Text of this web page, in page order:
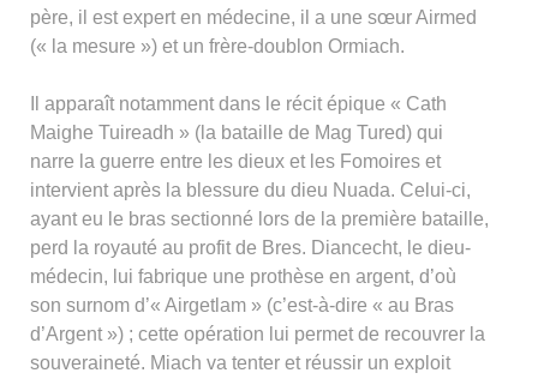
père, il est expert en médecine, il a une sœur Airmed
(« la mesure ») et un frère-doublon Ormiach.
Il apparaît notamment dans le récit épique « Cath
Maighe Tuireadh » (la bataille de Mag Tured) qui
narre la guerre entre les dieux et les Fomoires et
intervient après la blessure du dieu Nuada. Celui-ci,
ayant eu le bras sectionné lors de la première bataille,
perd la royauté au profit de Bres. Diancecht, le dieu-
médecin, lui fabrique une prothèse en argent, d’où
son surnom d’« Airgetlam » (c’est-à-dire « au Bras
d’Argent ») ; cette opération lui permet de recouvrer la
souveraineté. Miach va tenter et réussir un exploit